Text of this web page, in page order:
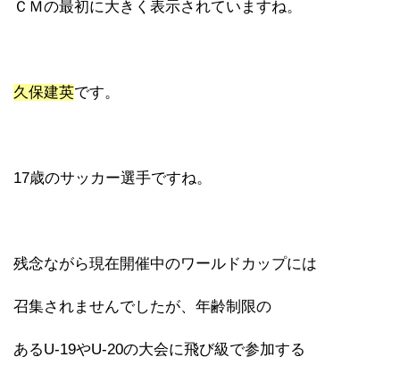
ＣＭの最初に大きく表示されていますね。
久保建英です。
17歳のサッカー選手ですね。
残念ながら現在開催中のワールドカップには
召集されませんでしたが、年齢制限の
あるU-19やU-20の大会に飛び級で参加する